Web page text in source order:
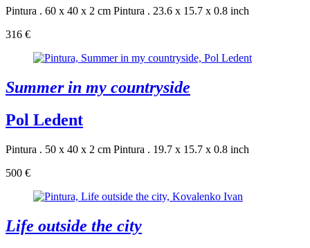
Pintura . 60 x 40 x 2 cm Pintura . 23.6 x 15.7 x 0.8 inch
316 €
Summer in my countryside
Pol Ledent
Pintura . 50 x 40 x 2 cm Pintura . 19.7 x 15.7 x 0.8 inch
500 €
Life outside the city